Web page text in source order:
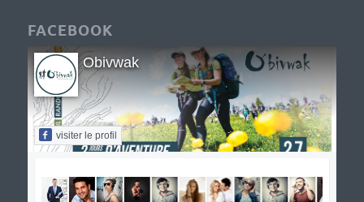
FACEBOOK
Obivwak
visiter le profil